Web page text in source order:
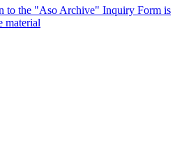
to the "Aso Archive" Inquiry Form is
material